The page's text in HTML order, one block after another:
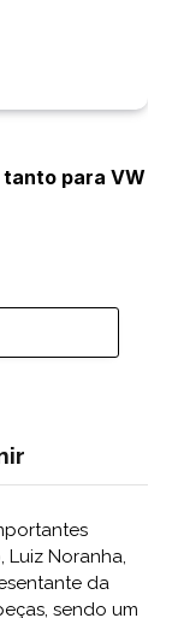
para VW
Luiz Noranha,
da
sendo um